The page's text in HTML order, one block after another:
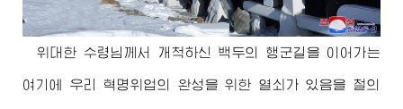
위대한 수령님께서 개척하신 백두의 행군길을 이어가는
여기에 우리 혁명위업의 완성을 위한 열쇠가 있음을 철의